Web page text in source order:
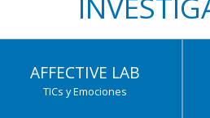
AFFECTIVE LAB
TICs y Emociones